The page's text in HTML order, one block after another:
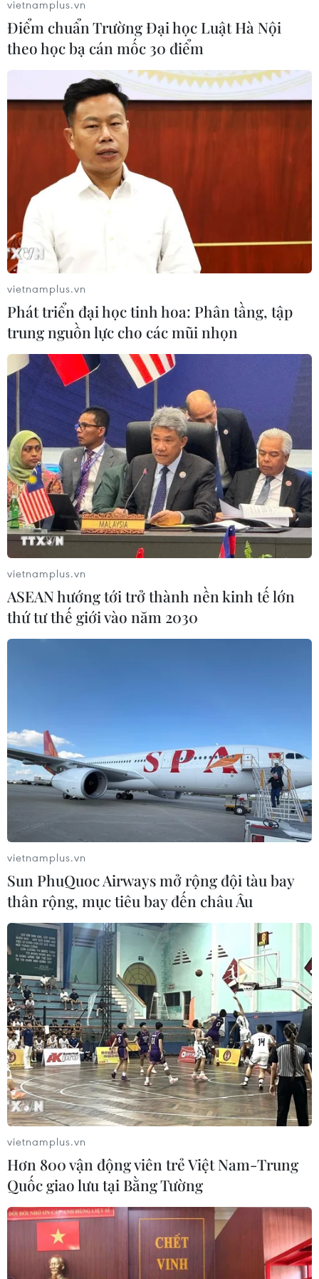
Video
Ông Mai Đức Chính, Phó Chủ tịch Tổng Liên
đoàn Lao động Việt Nam nói về khởi kiện
doanh nghiệp nợ bảo hiểm xã hội
#Bảo hiểm #Bảo hiểm xã hội
#Bảo hiểm thất nghiệp
#Bảo hiểm y tế
#Nợ bảo hiểm
#Khởi kiện nợ bảo hiểm
#Liên đoàn Lao động
TP. Đà Nẵng
Đồng Nai TP. Hà Nội
Theo dõi VietnamPlus
Tiếp tục triển khai các hoạt động giám sát
và phản biện xã hội
27/12/2015 13:29
Năm 2016, Ủy ban Trung ương Mặt trận Tổ quốc Việt
Nam và các đoàn thể chính trị-xã hội tiếp tục triển khai
các cuộc vận động, các phong trào thi đua và các hoạt
động giám sát và phản biện xã hội...
vietnamplus.vn
Điểm chuẩn Trường Đại học Luật Hà Nội
theo học bạ cán mốc 30 điểm
vietnamplus.vn
Phát triển đại học tinh hoa: Phân tầng, tập
trung nguồn lực cho các mũi nhọn
vietnamplus.vn
ASEAN hướng tới trở thành nền kinh tế lớn
thứ tư thế giới vào năm 2030
vietnamplus.vn
Sun PhuQuoc Airways mở rộng đội tàu bay
thân rộng, mục tiêu bay đến châu Âu
vietnamplus.vn
Hơn 800 vận động viên trẻ Việt Nam-Trung
Quốc giao lưu tại Bằng Tường